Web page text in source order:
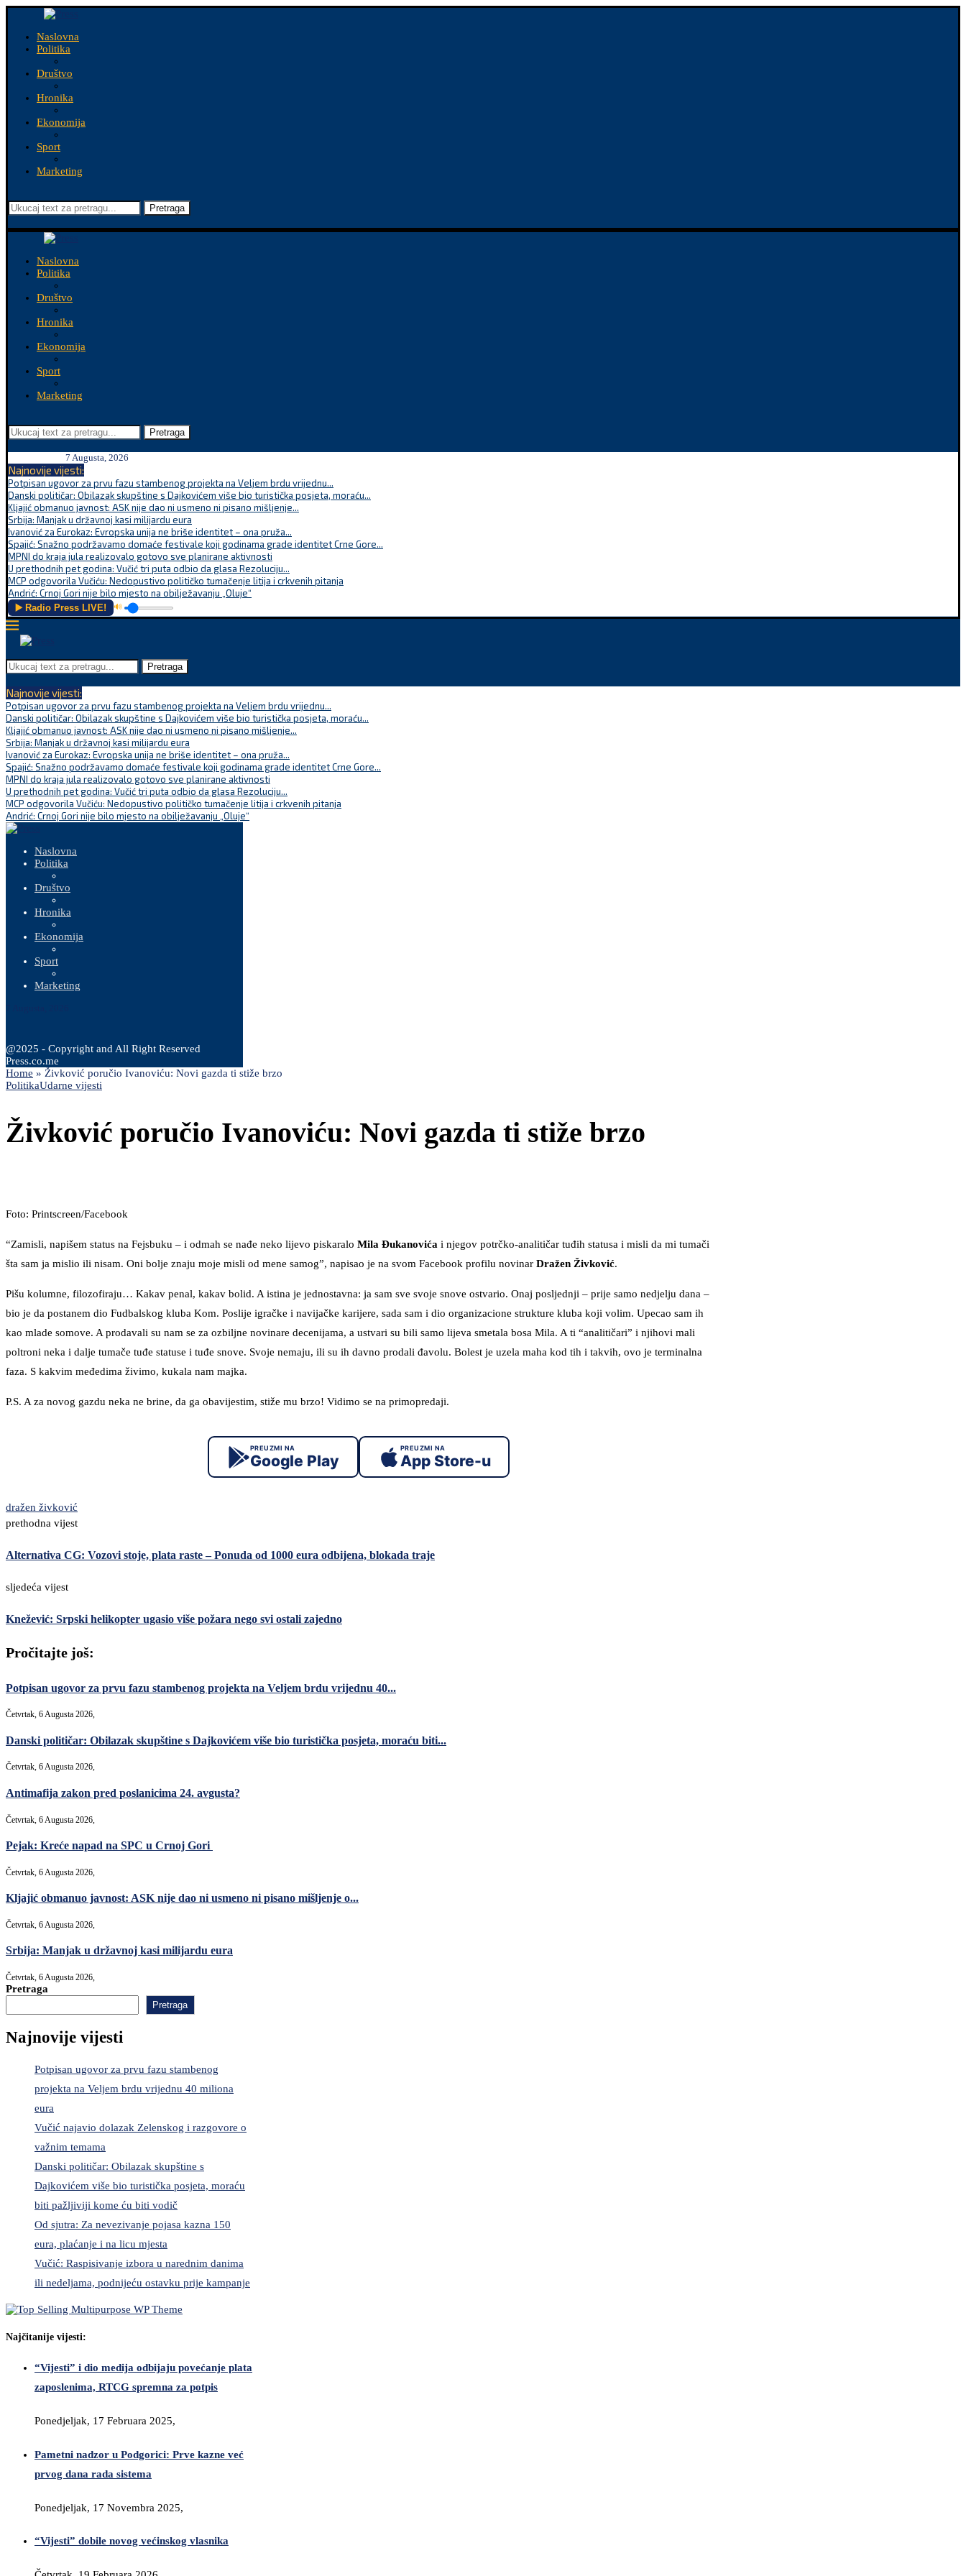
Naslovna
Politika
Društvo
Hronika
Ekonomija
Sport
Marketing
Pretraga
Naslovna
Politika
Društvo
Hronika
Ekonomija
Sport
Marketing
Pretraga
7 Augusta, 2026
Najnovije vijesti:
Potpisan ugovor za prvu fazu stambenog projekta na Veljem brdu vrijednu...
Danski političar: Obilazak skupštine s Dajkovićem više bio turistička posjeta, moraću...
Kljajić obmanuo javnost: ASK nije dao ni usmeno ni pisano mišljenje...
Srbija: Manjak u državnoj kasi milijardu eura
Ivanović za Eurokaz: Evropska unija ne briše identitet – ona pruža...
Spajić: Snažno podržavamo domaće festivale koji godinama grade identitet Crne Gore...
MPNI do kraja jula realizovalo gotovo sve planirane aktivnosti
U prethodnih pet godina: Vučić tri puta odbio da glasa Rezoluciju...
MCP odgovorila Vučiću: Nedopustivo političko tumačenje litija i crkvenih pitanja
Andrić: Crnoj Gori nije bilo mjesto na obilježavanju „Oluje“
▶️ Radio Press LIVE! 🔊
Pretraga
Najnovije vijesti:
Potpisan ugovor za prvu fazu stambenog projekta na Veljem brdu vrijednu...
Danski političar: Obilazak skupštine s Dajkovićem više bio turistička posjeta, moraću...
Kljajić obmanuo javnost: ASK nije dao ni usmeno ni pisano mišljenje...
Srbija: Manjak u državnoj kasi milijardu eura
Ivanović za Eurokaz: Evropska unija ne briše identitet – ona pruža...
Spajić: Snažno podržavamo domaće festivale koji godinama grade identitet Crne Gore...
MPNI do kraja jula realizovalo gotovo sve planirane aktivnosti
U prethodnih pet godina: Vučić tri puta odbio da glasa Rezoluciju...
MCP odgovorila Vučiću: Nedopustivo političko tumačenje litija i crkvenih pitanja
Andrić: Crnoj Gori nije bilo mjesto na obilježavanju „Oluje“
Naslovna
Politika
Društvo
Hronika
Ekonomija
Sport
Marketing
@2025 - Copyright and All Right Reserved
Press.co.me
Home » Živković poručio Ivanoviću: Novi gazda ti stiže brzo
PolitikaUdarne vijesti
Živković poručio Ivanoviću: Novi gazda ti stiže brzo
Foto: Printscreen/Facebook
“Zamisli, napišem status na Fejsbuku – i odmah se nađe neko lijevo piskaralo Mila Đukanovića i njegov potrčko-analitičar tuđih statusa i misli da mi tumači
šta sam ja mislio ili nisam. Oni bolje znaju moje misli od mene samog”, napisao je na svom Facebook profilu novinar Dražen Živković.
Pišu kolumne, filozofiraju… Kakav penal, kakav bolid. A istina je jednostavna: ja sam sve svoje snove ostvario. Onaj posljednji – prije samo nedjelju dana –
bio je da postanem dio Fudbalskog kluba Kom. Poslije igračke i navijačke karijere, sada sam i dio organizacione strukture kluba koji volim. Upecao sam ih
kao mlade somove. A prodavali su nam se za ozbiljne novinare decenijama, a ustvari su bili samo lijeva smetala bosa Mila. A ti “analitičari” i njihovi mali
poltroni neka i dalje tumače tuđe statuse i tuđe snove. Svoje nemaju, ili su ih davno prodali đavolu. Bolest je uzela maha kod tih i takvih, ovo je terminalna
faza. S kakvim međedima živimo, kukala nam majka.
P.S. A za novog gazdu neka ne brine, da ga obavijestim, stiže mu brzo! Vidimo se na primopredaji.
PREUZMI NA
Google Play
PREUZMI NA
App Store-u
dražen živković
prethodna vijest
Alternativa CG: Vozovi stoje, plata raste – Ponuda od 1000 eura odbijena, blokada traje
sljedeća vijest
Knežević: Srpski helikopter ugasio više požara nego svi ostali zajedno
Pročitajte još:
Potpisan ugovor za prvu fazu stambenog projekta na Veljem brdu vrijednu 40...
Četvrtak, 6 Augusta 2026,
Danski političar: Obilazak skupštine s Dajkovićem više bio turistička posjeta, moraću biti...
Četvrtak, 6 Augusta 2026,
Antimafija zakon pred poslanicima 24. avgusta?
Četvrtak, 6 Augusta 2026,
Pejak: Kreće napad na SPC u Crnoj Gori
Četvrtak, 6 Augusta 2026,
Kljajić obmanuo javnost: ASK nije dao ni usmeno ni pisano mišljenje o...
Četvrtak, 6 Augusta 2026,
Srbija: Manjak u državnoj kasi milijardu eura
Četvrtak, 6 Augusta 2026,
Pretraga
Pretraga
Najnovije vijesti
Potpisan ugovor za prvu fazu stambenog
projekta na Veljem brdu vrijednu 40 miliona
eura
Vučić najavio dolazak Zelenskog i razgovore o
važnim temama
Danski političar: Obilazak skupštine s
Dajkovićem više bio turistička posjeta, moraću
biti pažljiviji kome ću biti vodič
Od sjutra: Za nevezivanje pojasa kazna 150
eura, plaćanje i na licu mjesta
Vučić: Raspisivanje izbora u narednim danima
ili nedeljama, podnijeću ostavku prije kampanje
Najčitanije vijesti:
“Vijesti” i dio medija odbijaju povećanje plata
zaposlenima, RTCG spremna za potpis
Ponedjeljak, 17 Februara 2025,
Pametni nadzor u Podgorici: Prve kazne već
prvog dana rada sistema
Ponedjeljak, 17 Novembra 2025,
“Vijesti” dobile novog većinskog vlasnika